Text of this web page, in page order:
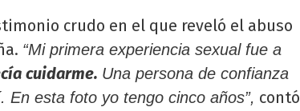
crudo en el que reveló el abuso
“Mi primera experiencia sexual fue a
cuidarme. Una persona de confianza
esta foto yo tengo cinco años”, contó